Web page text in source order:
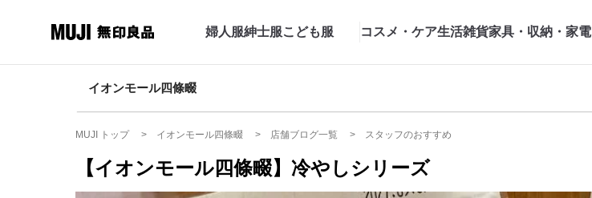
婦人服紳士服こども服 コスメ・ケア生活雑貨家具・収納・家電
イオンモール四條畷
MUJI トップ イオンモール四條畷 店舗ブログ一覧 スタッフのおすすめ
【イオンモール四條畷】冷やしシリーズ